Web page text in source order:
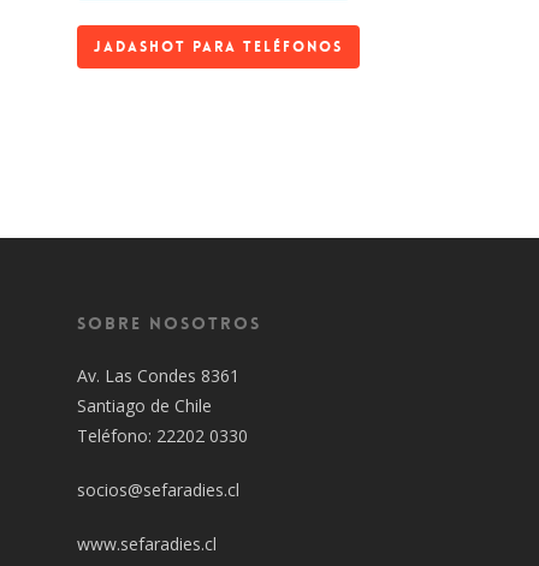
JADASHOT PARA TELÉFONOS
Sobre Nosotros
Av. Las Condes 8361
Santiago de Chile
Teléfono: 22202 0330
socios@sefaradies.cl
www.sefaradies.cl